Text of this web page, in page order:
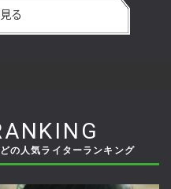
る
の人気ライターランキング